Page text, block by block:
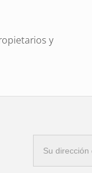
y
vial. Su
electrónico